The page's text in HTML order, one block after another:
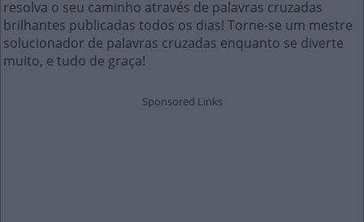
resolva o seu caminho através de palavras cruzadas
brilhantes publicadas todos os dias! Torne-se um mestre
solucionador de palavras cruzadas enquanto se diverte
muito, e tudo de graça!